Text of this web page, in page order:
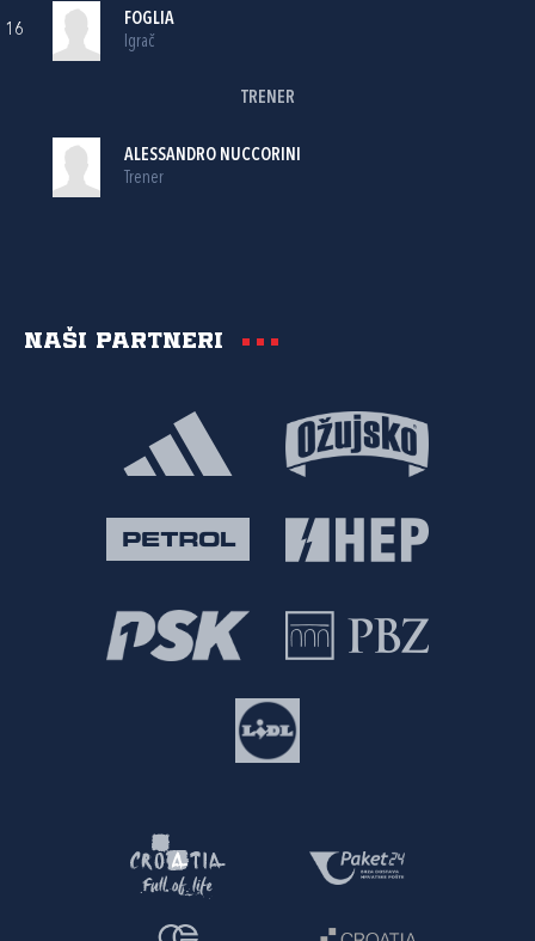
16
FOGLIA
Igrač
TRENER
ALESSANDRO NUCCORINI
Trener
Naši partneri